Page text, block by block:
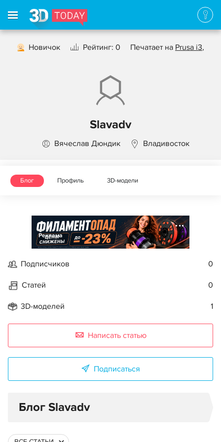
Новичок Рейтинг: 0 Печатает на Prusa i3,
Slavadv
Вячеслав Дюндик Владивосток
Блог Профиль 3D-модели
Реклама
Подписчиков 0
Статей 0
3D-моделей 1
Написать статью
Подписаться
Блог Slavadv